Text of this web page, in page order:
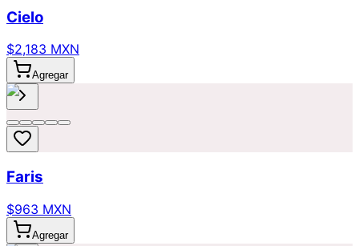
Cielo
$2,183 MXN
Agregar
Faris
$963 MXN
Agregar